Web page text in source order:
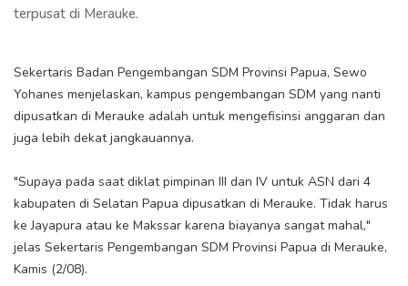
terpusat di Merauke.
Sekertaris Badan Pengembangan SDM Provinsi Papua, Sewo
Yohanes menjelaskan, kampus pengembangan SDM yang nanti
dipusatkan di Merauke adalah untuk mengefisinsi anggaran dan
juga lebih dekat jangkauannya.
"Supaya pada saat diklat pimpinan III dan IV untuk ASN dari 4
kabupaten di Selatan Papua dipusatkan di Merauke. Tidak harus
ke Jayapura atau ke Makssar karena biayanya sangat mahal,"
jelas Sekertaris Pengembangan SDM Provinsi Papua di Merauke,
Kamis (2/08).